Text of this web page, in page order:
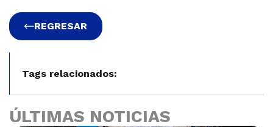
REGRESAR
Tags relacionados:
ÚLTIMAS NOTICIAS